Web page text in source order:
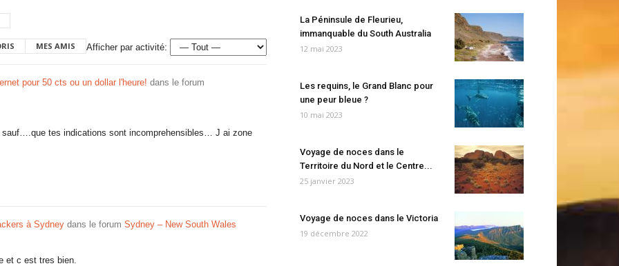
MES AMIS Afficher par activité:
pour 50 cts ou un dollar l'heure! dans le forum
tes indications sont incomprehensibles… J ai zone
à Sydney dans le forum Sydney – New South Wales
et c est tres bien.
La Péninsule de Fleurieu,
immanquable du South Australia
12 mai 2023
Les requins, le Grand Blanc pour
une peur bleue ?
10 mai 2023
Voyage de noces dans le
Territoire du Nord et le Centre...
25 janvier 2023
Voyage de noces dans le Victoria
19 décembre 2022